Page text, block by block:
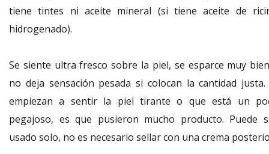
tiene tintes ni aceite mineral (si tiene aceite de
hidrogenado).
Se siente ultra fresco sobre la piel, se esparce muy
no deja sensación pesada si colocan la cantidad justa.
empiezan a sentir la piel tirante o que está un
pegajoso, es que pusieron mucho producto. Puede
usado solo, no es necesario sellar con una crema